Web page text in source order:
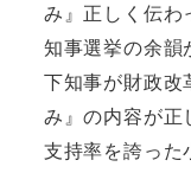
み』正しく伝わ
知事選挙の余韻
下知事が財政改
み』の内容が正
支持率を誇った